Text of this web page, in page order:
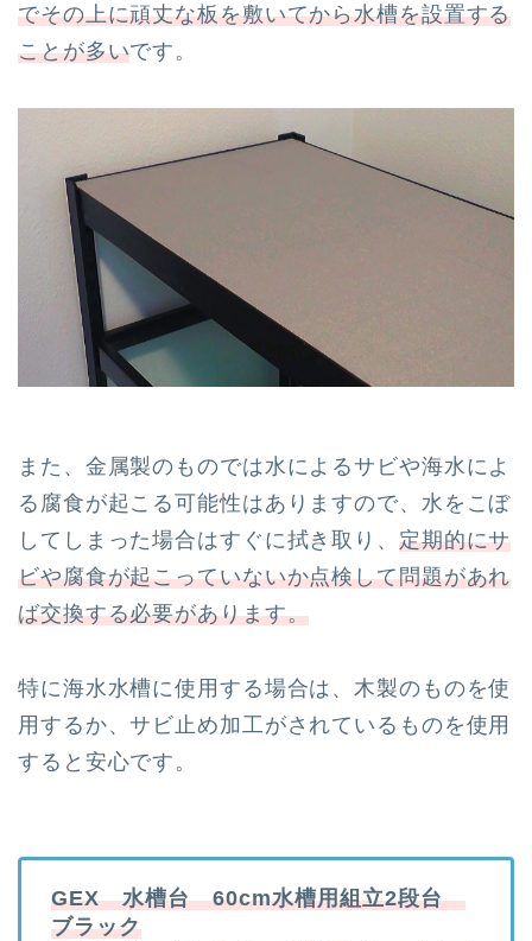
でその上に頑丈な板を敷いてから水槽を設置する
ことが多いです。
また、金属製のものでは水によるサビや海水によ
る腐食が起こる可能性はありますので、水をこぼ
してしまった場合はすぐに拭き取り、 定期的にサ
ビや腐食が起こっていないか点検して問題があれ
ば交換する必要があります。
特に海水水槽に使用する場合は、木製のものを使
用するか、サビ止め加工がされているものを使用
すると安心です。
GEX 水槽台 60cm水槽用組立2段台
ブラック